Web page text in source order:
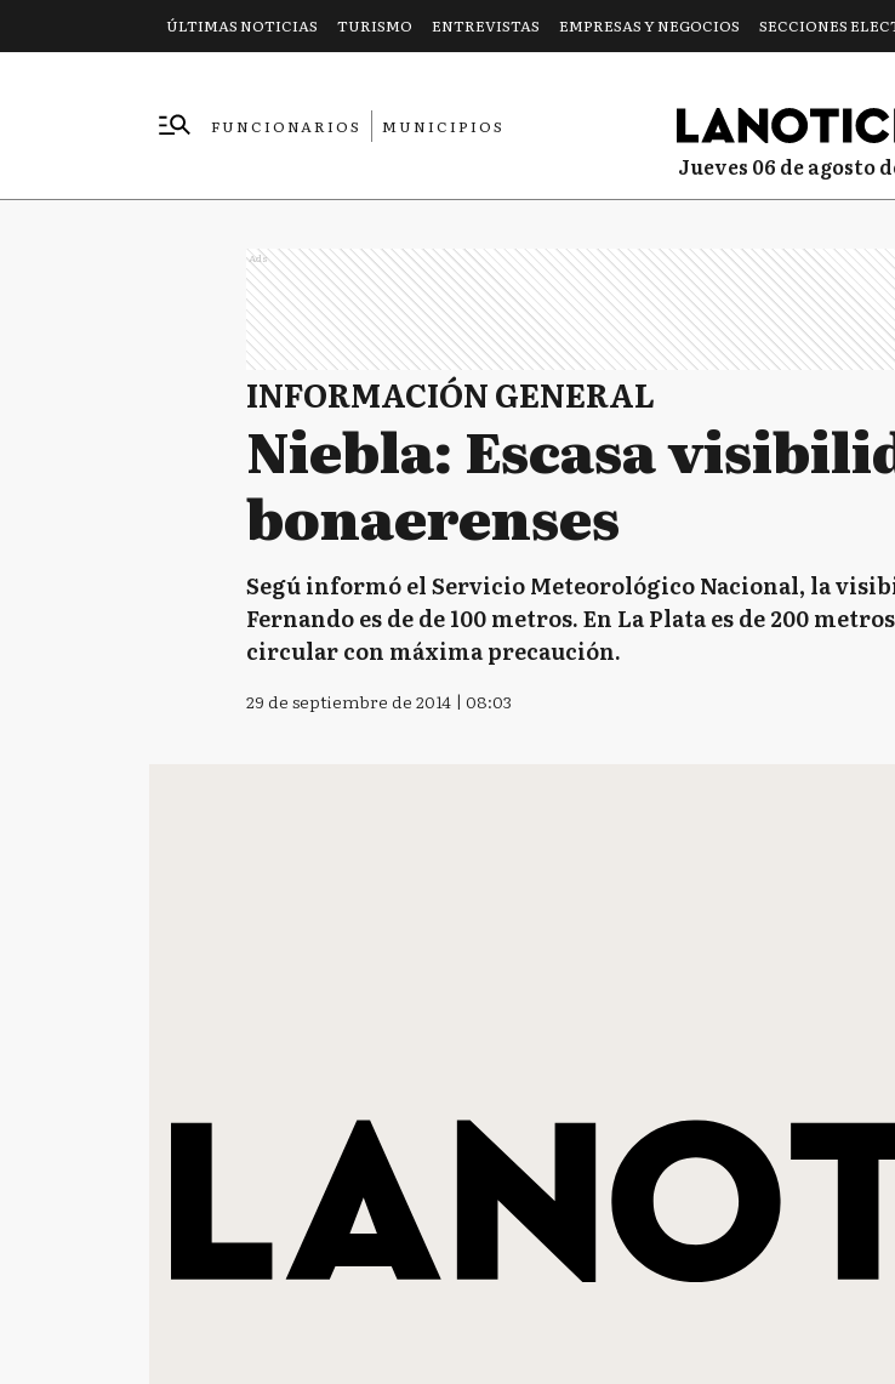
ÚLTIMAS NOTICIAS TURISMO ENTREVISTAS EMPRESAS Y NEGOCIOS SECCIONES
FUNCIONARIOS
MUNICIPIOS
jueves 06 de agosto
Ads
INFORMACIÓN GENERAL
Niebla: Escasa
bonaerenses
Segú informó el Servicio Meteorológico Nacional, la
Fernando es de de 100 metros. En La Plata es de 200
circular con máxima precaución.
29 de septiembre de 2014 | 08:03